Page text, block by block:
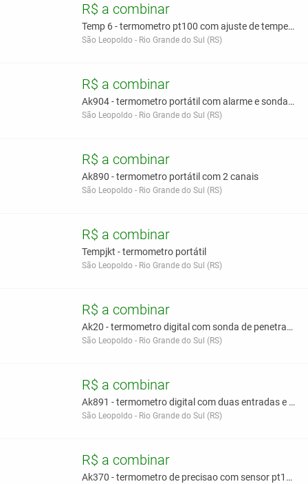
R$ a combinar
Temp 6 - termometro pt100 com ajuste de temperatur
São Leopoldo - Rio Grande do Sul (RS)
R$ a combinar
Ak904 - termometro portátil com alarme e sonda ext
São Leopoldo - Rio Grande do Sul (RS)
R$ a combinar
Ak890 - termometro portátil com 2 canais
São Leopoldo - Rio Grande do Sul (RS)
R$ a combinar
Tempjkt - termometro portátil
São Leopoldo - Rio Grande do Sul (RS)
R$ a combinar
Ak20 - termometro digital com sonda de penetracao
São Leopoldo - Rio Grande do Sul (RS)
R$ a combinar
Ak891 - termometro digital com duas entradas e aju
São Leopoldo - Rio Grande do Sul (RS)
R$ a combinar
Ak370 - termometro de precisao com sensor pt100